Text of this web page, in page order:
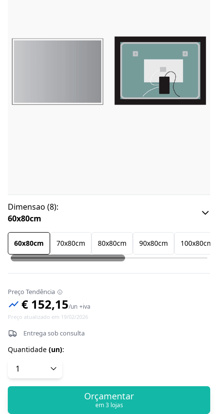
Dimensao (8):
60x80cm
60x80cm 70x80cm 80x80cm 90x80cm 100x80cm
Preço Tendência
€ 152,15/un +iva
Preço atualizado em 19/02/2026
Entrega sob consulta
Quantidade (un):
Orçamentar
em 3 lojas